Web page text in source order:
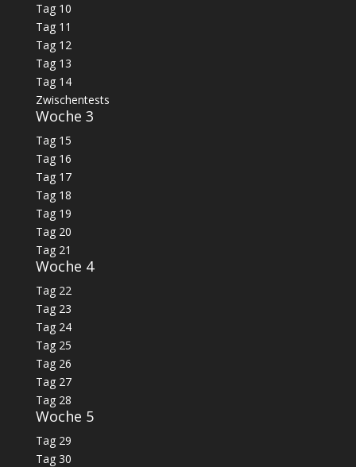
Tag 10
Tag 11
Tag 12
Tag 13
Tag 14
Zwischentests
Woche 3
Tag 15
Tag 16
Tag 17
Tag 18
Tag 19
Tag 20
Tag 21
Woche 4
Tag 22
Tag 23
Tag 24
Tag 25
Tag 26
Tag 27
Tag 28
Woche 5
Tag 29
Tag 30